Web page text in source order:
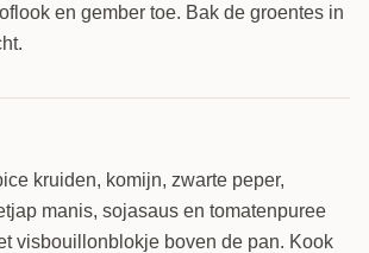
en gember toe. Bak de groentes in
kruiden, komijn, zwarte peper,
manis, sojasaus en tomatenpuree
visbouillonblokje boven de pan. Kook